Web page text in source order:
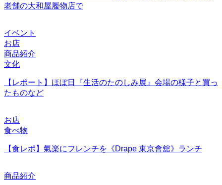
老舗の大和屋履物店で
イベント
お店
商品紹介
文化
【レポート】ほぼ日『生活のたのしみ展』会場の様子と買っ
たものなど
お店
食べ物
【食レポ】氣楽にフレンチを《Drape 東京會舘》ランチ
商品紹介